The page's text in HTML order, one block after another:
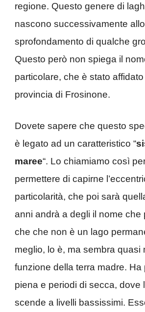
regione. Questo genere di
nascono successivamente allo
sprofondamento di qualche
Questo però non spiega il
particolare, che è stato
provincia di Frosinone.
Dovete sapere che questo
è legato ad un caratteristico “
maree“. Lo chiamiamo così
permettere di capirne
particolarità, che poi sarà
anni andrà a degli il nome che
che che non è un lago
meglio, lo è, ma sembra quasi
funzione della terra madre. Ha
piena e periodi di secca, dove
scende a livelli bassissimi.